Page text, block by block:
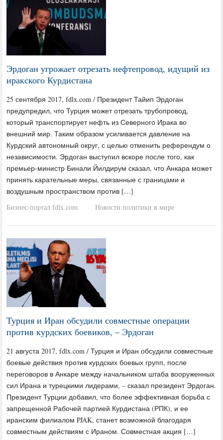
Эрдоган угрожает отрезать нефтепровод, идущий из
иракского Курдистана
25 сентября 2017, fdlx.com / Президент Тайип Эрдоган
предупредил, что Турция может отрезать трубопровод,
который транспортирует нефть из Северного Ирака во
внешний мир. Таким образом усиливается давление на
Курдский автономный округ, с целью отменить референдум о
независимости. Эрдоган выступил вскоре после того, как
премьер-министр Бинали Йилдирум сказал, что Анкара может
принять карательные меры, связанные с границами и
воздушным пространством против […]
Бизнес-портал fdlx.com
· Новости политики в мире
Турция и Иран обсудили совместные операции
против курдских боевиков, – Эрдоган
21 августа 2017, fdlx.com / Турция и Иран обсудили совместные
боевые действия против курдских боевых групп, после
переговоров в Анкаре между начальником штаба вооруженных
сил Ирана и турецкими лидерами, – сказал президент Эрдоган.
Президент Турции добавил, что более эффективная борьба с
запрещенной Рабочей партией Курдистана (РПК), и ее
иранским филиалом PJAK, станет возможной благодаря
совместным действиям с Ираном. Совместная акция […]